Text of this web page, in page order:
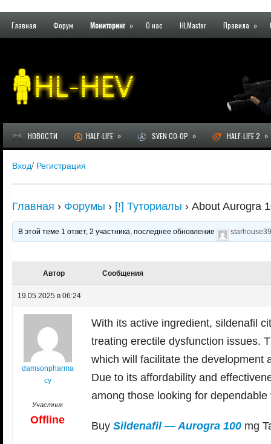
Главная Форум Мониторинг » О нас HLMaster Правила »
НОВОСТИ HALF-LIFE » SVEN CO-OP » HALF-LIFE 2 »
Вход/ Регистрация
Главная › Форумы › [!] Туториалы › About Aurogra
В этой теме 1 ответ, 2 участника, последнее обновление
Автор Сообщения
19.05.2025 в 06:24
damsonpharma
cy
Участник
Offline
With its active ingredient, sildenafil
treating erectile dysfunction issues.
which will facilitate the development
Due to its affordability and
among those looking for
Buy Sildenafil — Aurogra 100 mg